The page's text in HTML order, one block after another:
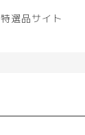
特選品サイト